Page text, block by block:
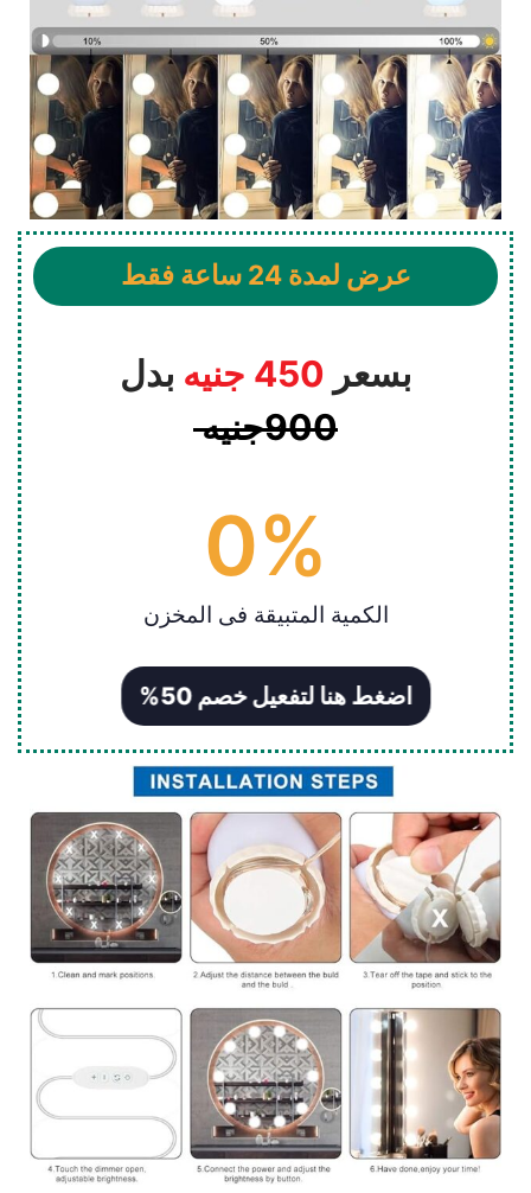
عرض لمدة 24 ساعة فقط​
بسعر 450 جنيه
بدل
900جنيه
الكمية المتبيقة فى المخزن
%
0
اضغط هنا لتفعيل خصم 50%